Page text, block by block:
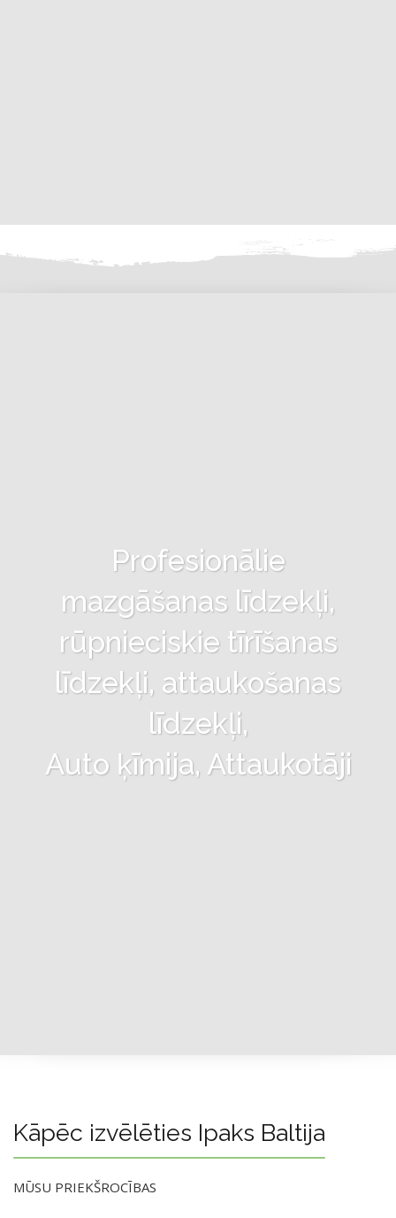
Profesionālie
mazgāšanas līdzekļi,
rūpnieciskie tīrīšanas
līdzekļi, attaukošanas
līdzekļi,
Auto ķīmija, Attaukotāji
Kāpēc izvēlēties Ipaks Baltija
MŪSU PRIEKŠROCĪBAS